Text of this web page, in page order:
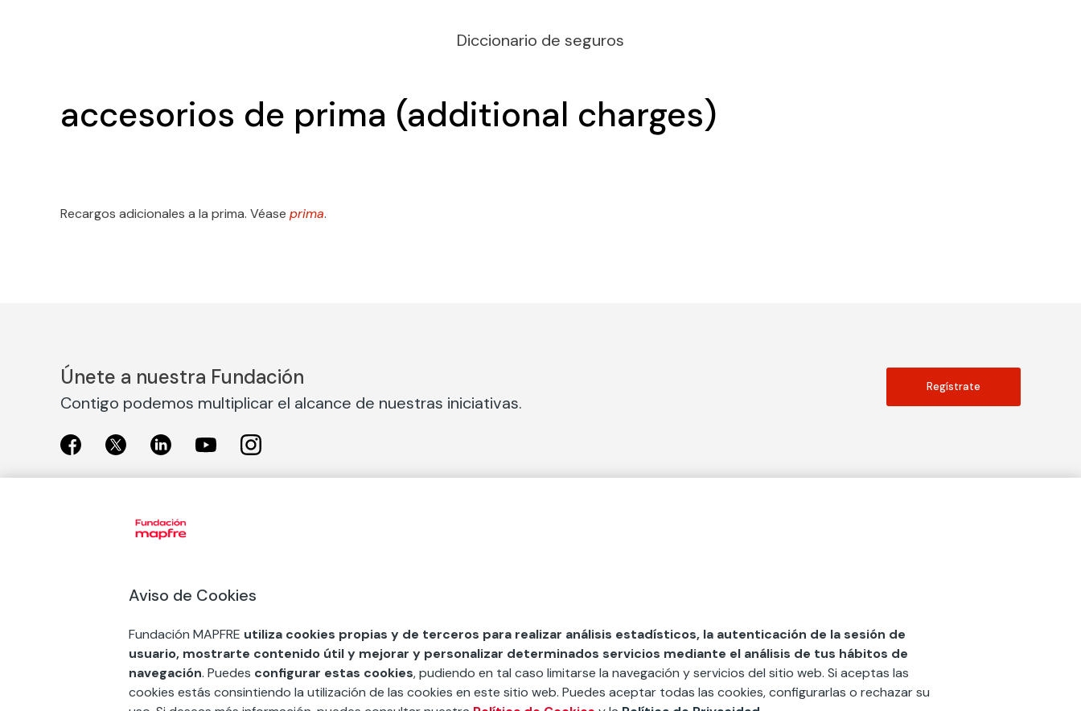
Diccionario de seguros
accesorios de prima (additional charges)
Recargos adicionales a la prima. Véase prima.
Únete a nuestra Fundación
Contigo podemos multiplicar el alcance de nuestras iniciativas.
Regístrate
Exposiciones en Barcelona
COMPRAR ENTRADA
Premios y ayudas
FSE+
Nuestros Podcast
Sistema Interno de Información
Centro de Documentación
Red Ibérica Fundación Mapfre
Aviso de Cookies
Fundación MAPFRE utiliza cookies propias y de terceros para realizar análisis estadísticos, la autenticación de la sesión de
usuario, mostrarte contenido útil y mejorar y personalizar determinados servicios mediante el análisis de tus hábitos de
navegación. Puedes configurar estas cookies, pudiendo en tal caso limitarse la navegación y servicios del sitio web. Si aceptas las
cookies estás consintiendo la utilización de las cookies en este sitio web. Puedes aceptar todas las cookies, configurarlas o rechazar su